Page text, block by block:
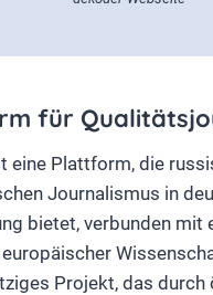
für
eine Plattform, die
Journalismus in
bietet, verbunden mit
Projekt, das